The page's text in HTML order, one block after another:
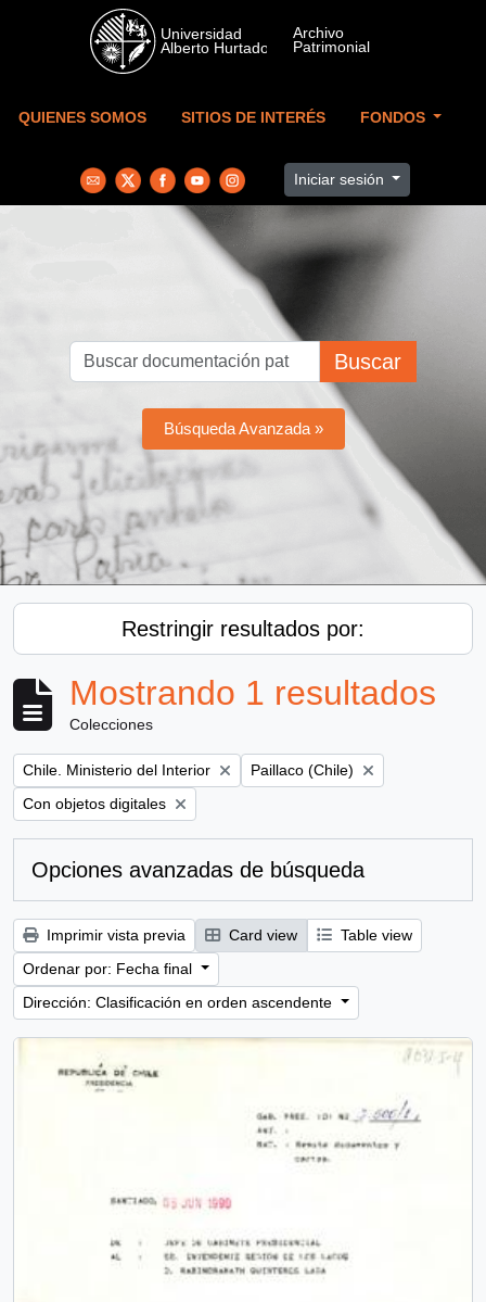
Skip to main content
QUIENES SOMOS SITIOS DE INTERÉS FONDOS
Iniciar sesión
Buscar
Búsqueda Avanzada »
Restringir resultados por:
Mostrando 1 resultados
Colecciones
Remove filter:
Chile. Ministerio del Interior Remove filter:
Paillaco (Chile)
Remove filter:
Con objetos digitales
Opciones avanzadas de búsqueda
Imprimir vista previa Card view
Table view
Ordenar por: Fecha final
Dirección: Clasificación en orden ascendente